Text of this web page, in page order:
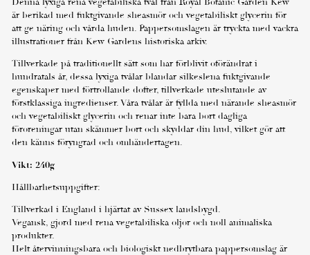
är berikad med fuktgivande sheasmör och vegetabiliskt glycerin för
att ge näring och vårda huden. Pappersomslagen är tryckta med vackra
illustrationer från Kew Gardens historiska arkiv.
Tillverkade på traditionellt sätt som har förblivit oförändrat i
hundratals år, dessa lyxiga tvålar blandar silkeslena fuktgivande
egenskaper med förtrollande dofter, tillverkade uteslutande av
förstklassiga ingredienser. Våra tvålar är fyllda med närande sheasmör
och vegetabiliskt glycerin och renar inte bara bort dagliga
föroreningar utan skämmer bort och skyddar din hud, vilket gör att
den känns föryngrad och omhändertagen.
Vikt: 240g
Hållbarhetsuppgifter:
Tillverkad i England i hjärtat av Sussex landsbygd.
Vegansk, gjord med rena vegetabiliska oljor och noll animaliska
produkter.
Helt återvinningsbara och biologiskt nedbrytbara pappersomslag är